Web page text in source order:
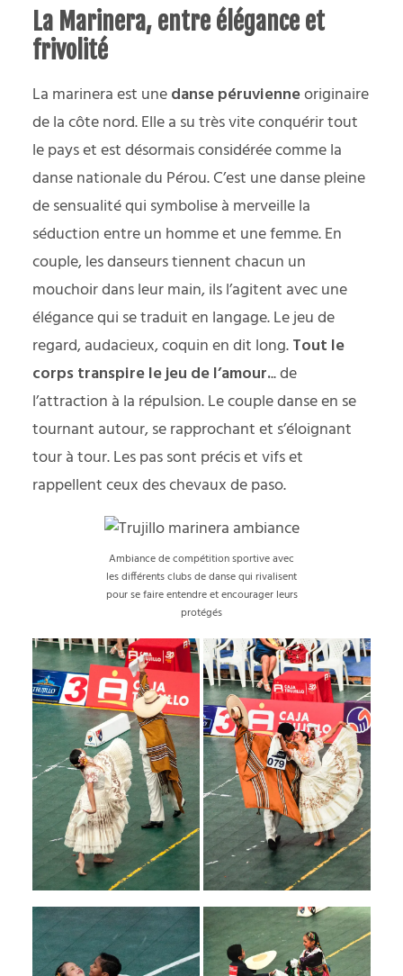
La Marinera, entre élégance et
frivolité
La marinera est unedanse péruvienneoriginaire
de la côte nord. Elle a su très vite conquérir tout
le pays et est désormais considérée comme la
danse nationale du Pérou. C’est une danse pleine
de sensualité qui symbolise à merveille la
séduction entre un homme et une femme. En
couple, les danseurs tiennent chacun un
mouchoir dans leur main, ils l’agitent avec une
élégance qui se traduit en langage. Le jeu de
regard, audacieux, coquin en dit long.Tout le
corps transpire le jeu de l’amour... de
l’attraction à la répulsion. Le couple danse en se
tournant autour, se rapprochant et s’éloignant
tour à tour. Les pas sont précis et vifs et
rappellent ceux des chevaux de paso.
Ambiance de compétition sportive avec
les différents clubs de danse qui rivalisent
pour se faire entendre et encourager leurs
protégés